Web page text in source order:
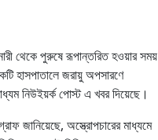
থেকে পুরুষে রূপান্তরিত হওয়ার সময়
হাসপাতালে জরায়ু অপসারণে
নিউইয়র্ক পোস্ট এ খবর দিয়েছে।
জানিয়েছে, অস্ত্রোপচারের মাধ্যমে